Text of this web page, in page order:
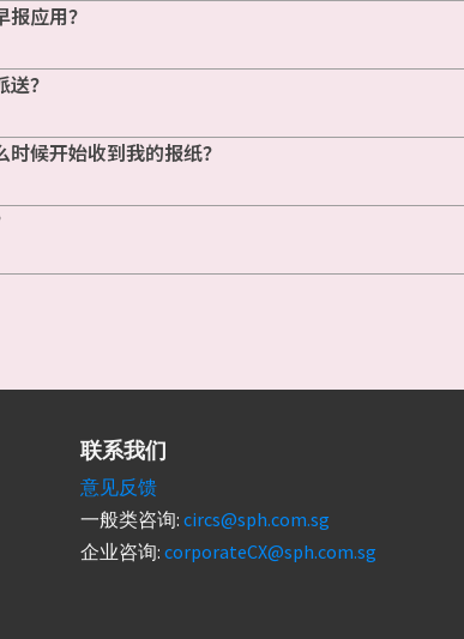
应用？
？
候开始收到我的报纸？
联系我们
意见反馈
一般类咨询: circs@sph.com.sg
企业咨询: corporateCX@sph.com.sg